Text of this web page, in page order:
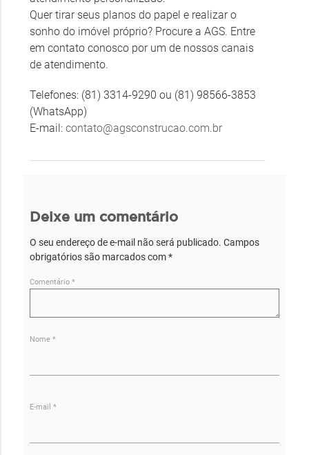
Quer tirar seus planos do papel e realizar o
sonho do imóvel próprio? Procure a AGS. Entre
em contato conosco por um de nossos canais
de atendimento.
Telefones: (81) 3314-9290 ou (81) 98566-3853
(WhatsApp)
E-mail:contato@agsconstrucao.com.br
Deixe um comentário
O seu endereço de e-mail não será publicado. Campos
obrigatórios são marcados com*
Comentário*
Nome*
E-mail*